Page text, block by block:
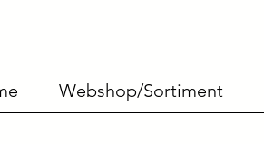
Webshop/Sortiment